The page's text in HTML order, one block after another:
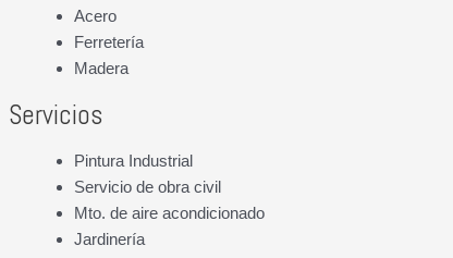
Acero
Ferretería
Madera
Servicios
Pintura Industrial
Servicio de obra civil
Mto. de aire acondicionado
Jardinería